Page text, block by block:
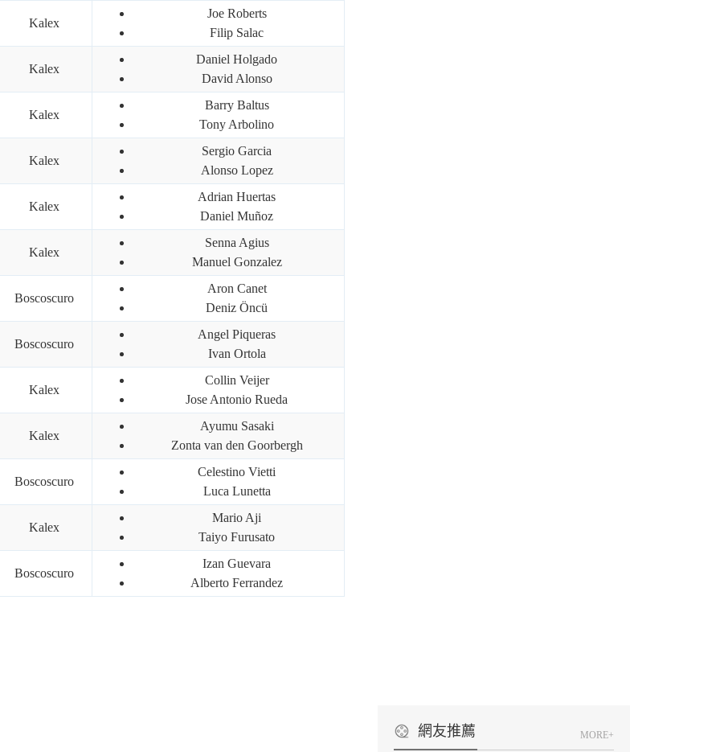
Kalex
Joe Roberts
Filip Salac
Kalex
Daniel Holgado
David Alonso
Kalex
Barry Baltus
Tony Arbolino
Kalex
Sergio Garcia
Alonso Lopez
Kalex
Adrian Huertas
Daniel Muñoz
Kalex
Senna Agius
Manuel Gonzalez
Boscoscuro
Aron Canet
Deniz Öncü
Boscoscuro
Angel Piqueras
Ivan Ortola
Kalex
Collin Veijer
Jose Antonio Rueda
Kalex
Ayumu Sasaki
Zonta van den Goorbergh
Boscoscuro
Celestino Vietti
Luca Lunetta
Kalex
Mario Aji
Taiyo Furusato
Boscoscuro
Izan Guevara
Alberto Ferrandez
網友推薦 MORE+